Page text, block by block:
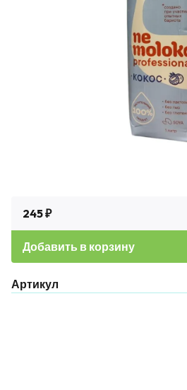
245 ₽
Добавить в корзину
Артикул